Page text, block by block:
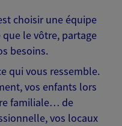
choisir une équipe
le vôtre, partage
besoins.
qui vous ressemble.
vos enfants lors
familiale… de
vos locaux